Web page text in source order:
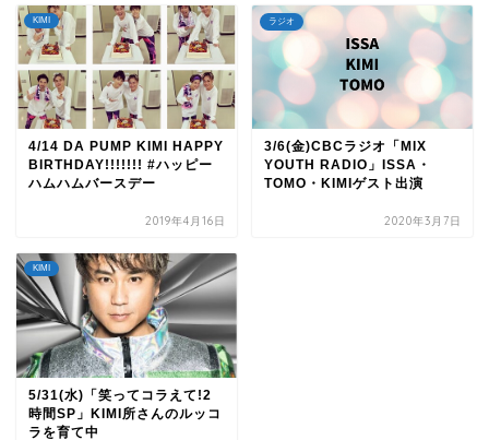
KIMI
4/14 DA PUMP KIMI HAPPY
BIRTHDAY!!!!!!! #ハッピー
ハムハムバースデー
2019年4月16日
ラジオ
3/6(金)CBCラジオ「MIX
YOUTH RADIO」ISSA・
TOMO・KIMIゲスト出演
2020年3月7日
KIMI
5/31(水)「笑ってコラえて!2
時間SP」KIMI所さんのルッコ
ラを育て中